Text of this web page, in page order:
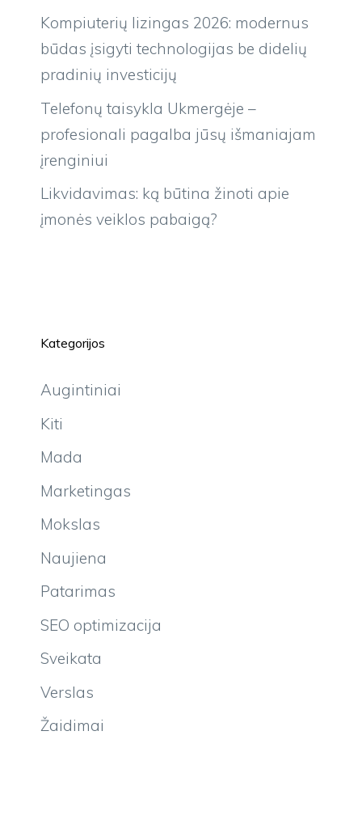
Kompiuterių lizingas 2026: modernus
būdas įsigyti technologijas be didelių
pradinių investicijų
Telefonų taisykla Ukmergėje –
profesionali pagalba jūsų išmaniajam
įrenginiui
Likvidavimas: ką būtina žinoti apie
įmonės veiklos pabaigą?
Kategorijos
Augintiniai
Kiti
Mada
Marketingas
Mokslas
Naujiena
Patarimas
SEO optimizacija
Sveikata
Verslas
Žaidimai